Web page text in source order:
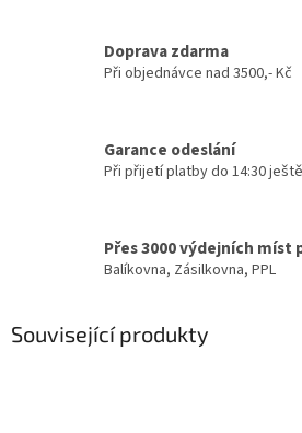
Doprava zdarma
Při objednávce nad 3500,- Kč
Garance odeslání
Při přijetí platby do 14:30
Přes 3000 výdejních míst
Balíkovna, Zásilkovna, PPL
Související produkty